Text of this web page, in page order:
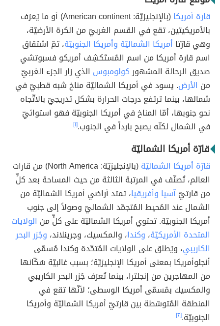
قارة أمريكا
(بالإنجليزيّة: American continent) أو ما يُعرَف
بالأمريكيتين، تقع في القسم الغربيّ من الكرة الأرضيّة،
وهي قارّتا أمريكا الشماليّة وأمريكا الجنوبيّة، تمّ اشتقاق
اسم قارة أمريكا من اسم المُستَكشِف أمريكو فسبوتشي
صديق الرحالة المشهوركولومبوس الذي زار الجزء الغربيّ
من الأرض. يسود في أمريكا الشماليّة مناخ شبه قطبيّ في
شمالها، بينما ترتفع درجات الحرارة بشكل تدريجيّ بالاتّجاه
نحو جنوبها، أمّا المناخ في أمريكا الجنوبيّة فهو استوائيّ
في الشمال لكنّه يصبح بارداً في الجنوب.[١]
قارّة أمريكا الشماليّة
قارّة أمريكا الشماليّة
(بالإنجليزيّة: North America) من قارات
العالم، تُصنّف في المرتبة الثالثة من حيث المساحة بعد كلٍّ
من قارتيّآسيا وأفريقيا، تمتد أراضي أمريكا الشماليّة من
الشمال عند المُحيط المُتجمّد الشماليّ وصولاً إلى جنوب
أمريكا الجنوبيّة. تحتوي أمريكا الشماليّة على كلٍّ من الولايات
المتحدة الأمريكيّة، وكندا، والمكسيك، وجرينلاند، وجُزر البحر
الكاريبي، ويُطلق على الولايات المُتحّدة وكندا مُسمّى
أنجلوأمريكا بمعنى أمريكا الإنجليزيّة؛ بسبب غالبيّة سُكّانها
من المهاجرين من إنجلترا، بينما تُعرَف جُزر البحر الكاريبي
والمكسيك بمُسمّى أمريكا الوسطى؛ لأنّها تقع في
المنطقة المُتوسّطة بين قارتيّ أمريكا الشماليّة وأمريكا
الجنوبيّة.[٢]